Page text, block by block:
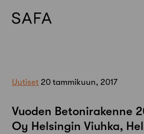
Uutiset 20 tammikuun, 2017
Vuoden Betonirakenne
Oy Helsingin Viuhka,